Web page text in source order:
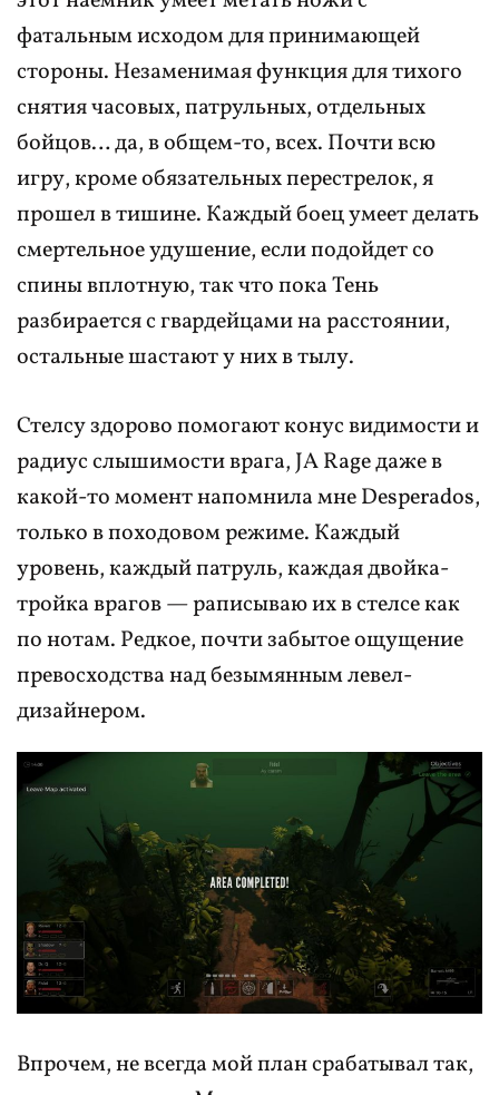
фатальным исходом для принимающей
стороны. Незаменимая функция для тихого
снятия часовых, патрульных, отдельных
бойцов… да, в общем-то, всех. Почти всю
игру, кроме обязательных перестрелок, я
прошел в тишине. Каждый боец умеет делать
смертельное удушение, если подойдет со
спины вплотную, так что пока Тень
разбирается с гвардейцами на расстоянии,
остальные шастают у них в тылу.
Стелсу здорово помогают конус видимости и
радиус слышимости врага, JA Rage даже в
какой-то момент напомнила мне Desperados,
только в походовом режиме. Каждый
уровень, каждый патруль, каждая двойка-
тройка врагов — раписываю их в стелсе как
по нотам. Редкое, почти забытое ощущение
превосходства над безымянным левел-
дизайнером.
Впрочем, не всегда мой план срабатывал так,